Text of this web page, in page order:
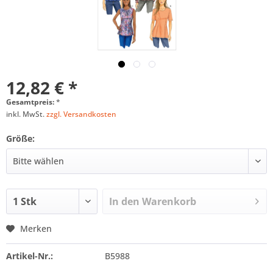
12,82 € *
Gesamtpreis:*
inkl. MwSt.zzgl. Versandkosten
Größe:
In den Warenkorb
Merken
Artikel-Nr.: B5988